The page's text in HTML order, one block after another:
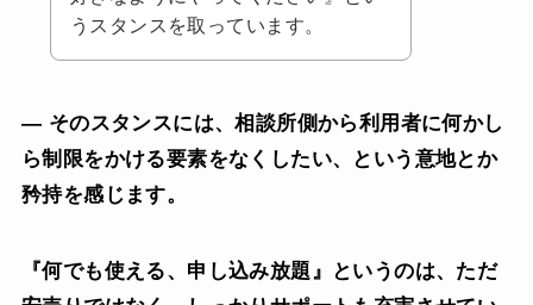
うスタンスを取っています。
— そのスタンスには、相談所側から利用者に何かし
ら制限をかける要素をなくしたい、という意地とか
矜持を感じます。
『何でも使える、申し込み放題』というのは、ただ